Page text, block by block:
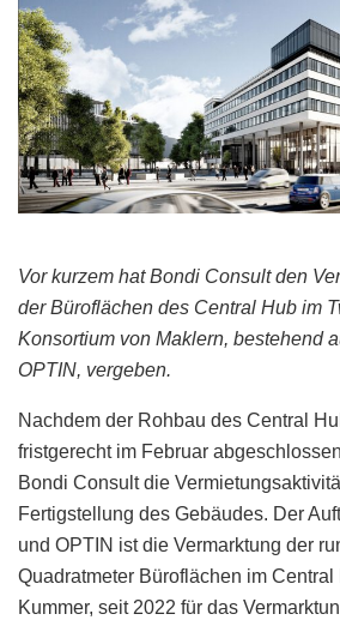
Vor kurzem hat Bondi Consult den
der Büroflächen des Central Hub im
Konsortium von Maklern, bestehend
OPTIN, vergeben.
Nachdem der Rohbau des Central
fristgerecht im Februar
Bondi Consult die
Fertigstellung des Gebäudes. Der
und OPTIN ist die Vermarktung der
Quadratmeter Büroflächen im Central
Kummer, seit 2022 für das